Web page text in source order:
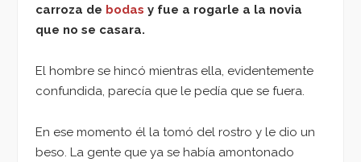
carroza de bodas y fue a rogarle a la novia
que no se casara.
El hombre se hincó mientras ella, evidentemente
confundida, parecía que le pedía que se fuera.
En ese momento él la tomó del rostro y le dio un
beso. La gente que ya se había amontonado